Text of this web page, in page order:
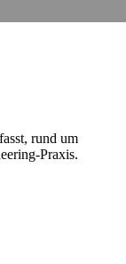
rund um
Praxis.